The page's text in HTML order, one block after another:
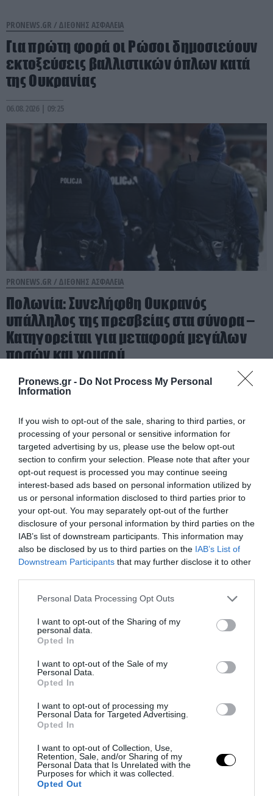
Pronews.gr - Do Not Process My Personal
Information
If you wish to opt-out of the sale, sharing to third parties, or
processing of your personal or sensitive information for
targeted advertising by us, please use the below opt-out
section to confirm your selection. Please note that after your
opt-out request is processed you may continue seeing
interest-based ads based on personal information utilized by
us or personal information disclosed to third parties prior to
your opt-out. You may separately opt-out of the further
disclosure of your personal information by third parties on the
IAB’s list of downstream participants. This information may
also be disclosed by us to third parties on the IAB’s List of
Downstream Participants that may further disclose it to other
Please note that this website/app uses one or more Google
not limited to your visit or usage behaviour. You may click to
grant or deny consent to Google and its third-party tags to
use your data for below specified purposes in below Google
consent section.
Personal Data Processing Opt Outs
I want to opt-out of the Sharing of my
personal data.
Opted In
I want to opt-out of the Sale of my
Personal Data.
Opted In
I want to opt-out of processing my
Personal Data for Targeted Advertising.
Opted In
I want to opt-out of Collection, Use,
Retention, Sale, and/or Sharing of my
Personal Data that Is Unrelated with the
Purposes for which it was collected.
Opted Out
PRONEWS.GR / ΔΙΕΘΝΗΣ ΑΣΦΑΛΕΙΑ
Για πρώτη φορά οι Ρώσοι δημοσιεύουν
εκτοξεύσεις βαλλιστικών όπλων κατά
της Ουκρανίας
06.08.2026 | 09:25
PRONEWS.GR / ΔΙΕΘΝΗΣ ΑΣΦΑΛΕΙΑ
Πολωνία: Συνελήφθη Ουκρανός
υπάλληλος της πρεσβείας στα σύνορα –
Κατηγορείται για μεταφορά μεγάλων
ποσών και χρυσού
06.08.2026 | 09:16
PRONEWS.GR /ΔΙΕΘΝΗΣ ΑΣΦΑΛΕΙΑ
Ιράν για Στενά του Ορμούζ: «Το άνοιγμά
τους θα εξαρτηθεί από τις ενέργειες των
06.08.2026 | 08:08